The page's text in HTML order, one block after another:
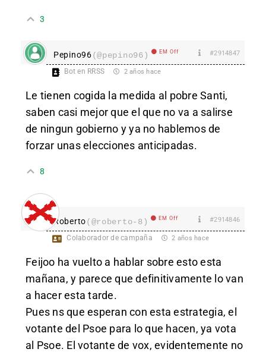
3
Pepino96(@pepino96) EM Off #2914847
Bot en RRSS 2 años hace
Le tienen cogida la medida al pobre Santi,
saben casi mejor que el que no va a salirse
de ningun gobierno y ya no hablemos de
forzar unas elecciones anticipadas.
8
Roberto(@roberto-8) EM Off #2914846
Colaborador de campaña 2 años hace
Feijoo ha vuelto a hablar sobre esto esta
mañana, y parece que definitivamente lo van
a hacer esta tarde.
Pues ns que esperan con esta estrategia, el
votante del Psoe para lo que hacen, ya vota
al Psoe. El votante de vox, evidentemente no